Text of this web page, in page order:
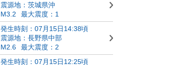
震源地：茨城県沖
M3.2
最大震度：1
発生時刻：07月15日14:38頃
震源地：長野県中部
M2.6
最大震度：2
発生時刻：07月15日12:25頃